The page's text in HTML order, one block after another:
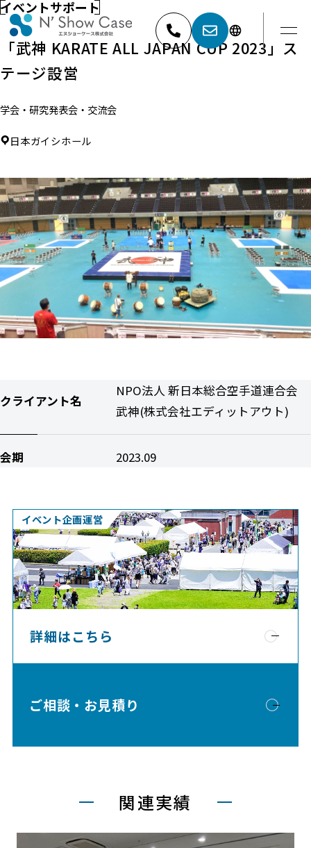
イベントサポート
「武神 KARATE ALL JAPAN CUP 2023」ス
テージ設営
学会・研究発表会・交流会
日本ガイシホール
クライアント名
NPO法人 新日本総合空手道連合会
武神(株式会社エディットアウト)
会期 2023.09
イベント企画運営
詳細はこちら
ご相談・お見積り
関連実績